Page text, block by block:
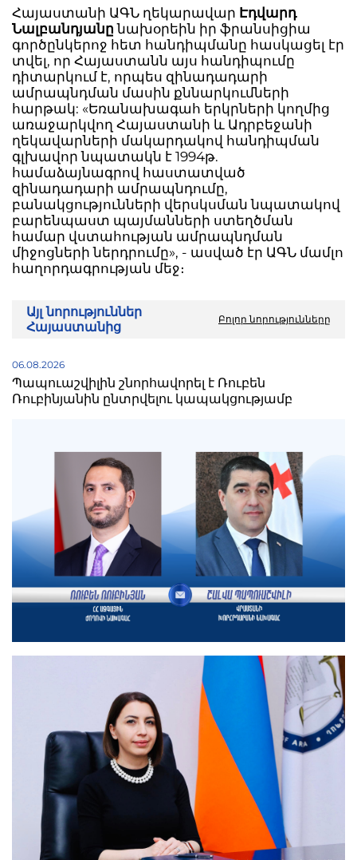
Հայաստանի ԱԳՆ ղեկարավար Էդվարդ
Նալբանդյանը նախօրեին իր ֆրանսիցիա
գործընկերոջ հետ հանդիպմանը հասկացել էր
տվել, որ Հայաստանն այս հանդիպումը
դիտարկում է, որպես զինադադարի
ամրապնդման մասին քննարկումների
հարթակ: «Եռանախագահ երկրների կողմից
առաջարկվող Հայաստանի և Ադրբեջանի
ղեկավարների մակարդակով հանդիպման
գլխավոր նպատակն է 1994թ.
համաձայնագրով հաստատված
զինադադարի ամրապնդումը,
բանակցությունների վերսկսման նպատակով
բարենպաստ պայմանների ստեղծման
համար վստահության ամրապնդման
միջոցների ներդրումը», - ասված էր ԱԳՆ մամլո
հաղորդագրության մեջ։
Այլ նորություններ
Հայաստանից
Բոլոր նորությունները
06.08.2026
Պապուաշվիլին շնորհավորել է Ռուբեն
Ռուբինյանին ընտրվելու կապակցությամբ